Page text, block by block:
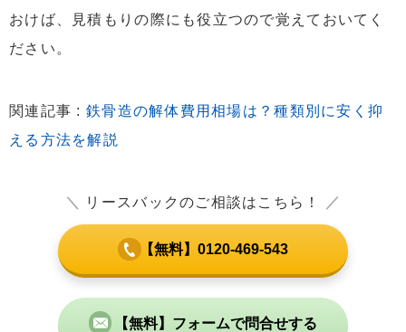
おけば、見積もりの際にも役立つので覚えておいてく
ださい。
関連記事 : 鉄骨造の解体費用相場は？種類別に安く抑
える方法を解説
＼ リースバックのご相談はこちら！ ／
【無料】0120-469-543
【無料】フォームで問合せする